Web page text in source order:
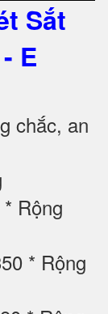
Sắt
- E
chắc, an
Rộng
* Rộng